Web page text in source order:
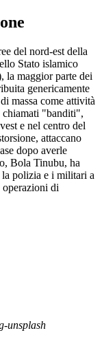
del nord-est della
Stato islamico
la maggior parte dei
genericamente
massa come attività
chiamati "banditi",
e nel centro del
attaccano
dopo averle
Bola Tinubu, ha
la polizia e i militari a
operazioni di
unsplash